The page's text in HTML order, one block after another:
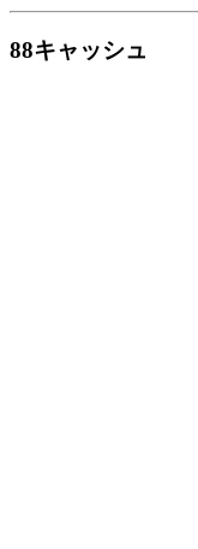
88キャッシュ